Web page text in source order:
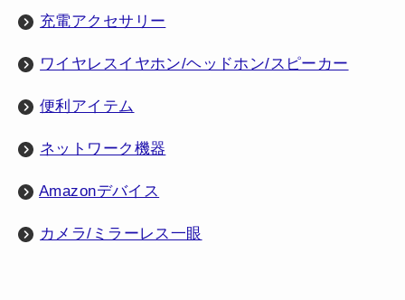
充電アクセサリー
ワイヤレスイヤホン/ヘッドホン/スピーカー
便利アイテム
ネットワーク機器
Amazonデバイス
カメラ/ミラーレス一眼